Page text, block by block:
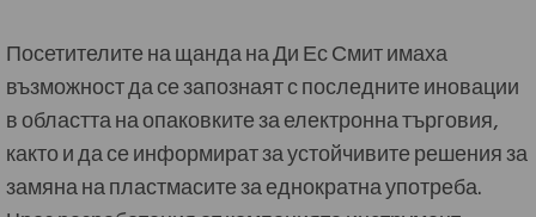
Посетителите на щанда на Ди Ес Смит имаха
възможност да се запознаят с последните иновации
в областта на опаковките за електронна търговия,
както и да се информират за устойчивите решения за
замяна на пластмасите за еднократна употреба.